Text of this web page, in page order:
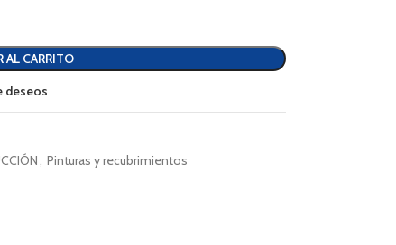
AL CARRITO
deseos
Pinturas y recubrimientos